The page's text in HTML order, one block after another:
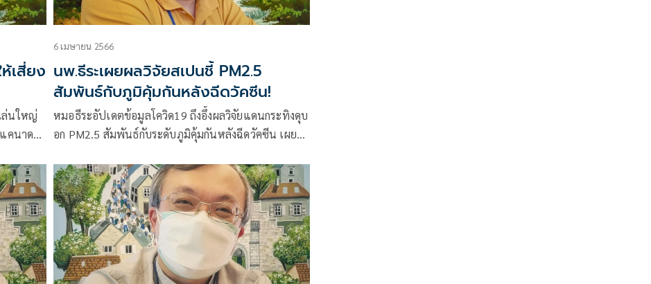
เสี่ยง
ล่นใหญ่
คนาดาชี้
6 เมษายน 2566
นพ.ธีระเผยผลวิจัยสเปนชี้ PM2.5
สัมพันธ์กับภูมิคุ้มกันหลังฉีดวัคซีน!
หมอธีระอัปเดตข้อมูลโควิด19 ถึงอึ้งผลวิจัยแดนกระทิงดุบ
อก PM2.5 สัมพันธ์กับระดับภูมิคุ้มกันหลังฉีดวัคซีน เผย